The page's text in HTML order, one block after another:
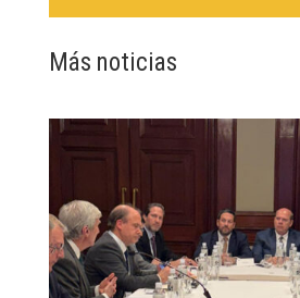
Más noticias